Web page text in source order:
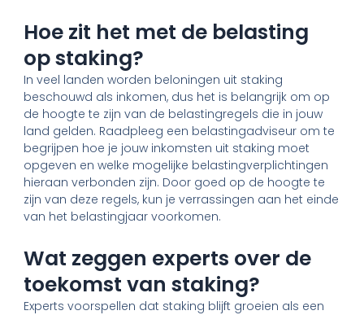
Hoe zit het met de belasting
op staking?
In veel landen worden beloningen uit staking
beschouwd als inkomen, dus het is belangrijk om op
de hoogte te zijn van de belastingregels die in jouw
land gelden. Raadpleeg een belastingadviseur om te
begrijpen hoe je jouw inkomsten uit staking moet
opgeven en welke mogelijke belastingverplichtingen
hieraan verbonden zijn. Door goed op de hoogte te
zijn van deze regels, kun je verrassingen aan het einde
van het belastingjaar voorkomen.
Wat zeggen experts over de
toekomst van staking?
Experts voorspellen dat staking blijft groeien als een